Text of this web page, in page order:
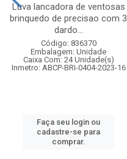
Luva lancadora de ventosas
brinquedo de precisao com 3
dardo...
Código: 836370
Embalagem: Unidade
Caixa Com: 24 Unidade(s)
Inmetro: ABCP-BRI-0404-2023-16
Faça seu login ou
cadastre-se para
comprar.